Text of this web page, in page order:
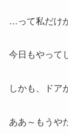
…って私だけ
今日もやって
しかも、ドア
ああ～もうや